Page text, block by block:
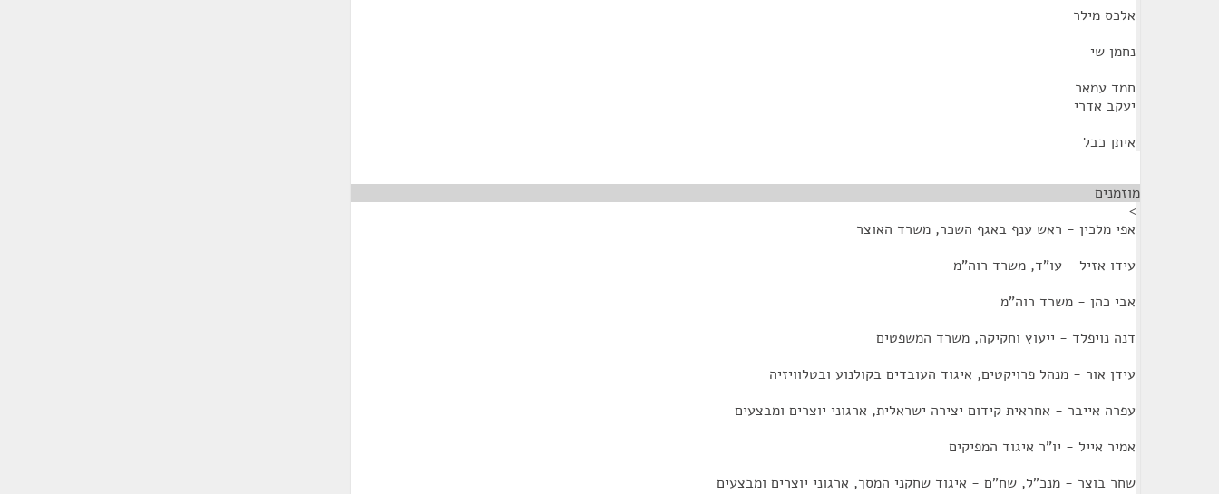
אלכס מילר
נחמן שי
חמד עמאר
יעקב אדרי
איתן כבל
מוזמנים
>
אפי מלכין - ראש ענף באגף השכר, משרד האוצר
עידו אזיל - עו"ד, משרד רוה"מ
אבי כהן - משרד רוה"מ
דנה נויפלד - ייעוץ וחקיקה, משרד המשפטים
עידן אור - מנהל פרויקטים, איגוד העובדים בקולנוע ובטלוויזיה
עפרה אייבר - אחראית קידום יצירה ישראלית, ארגוני יוצרים ומבצעים
אמיר אייל - יו"ר איגוד המפיקים
שחר בוצר - מנכ"ל, שח"ם - איגוד שחקני המסך, ארגוני יוצרים ומבצעים